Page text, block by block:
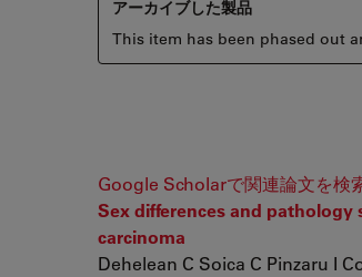
アーカイブした製品
This item has been phased out
Google Scholarで関連論文を検
Sex differences and
carcinoma
Dehelean C Soica C Pinzaru I